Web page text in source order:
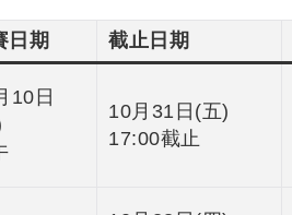
日期 截止日期
10日
10月31日(五)
17:00截止